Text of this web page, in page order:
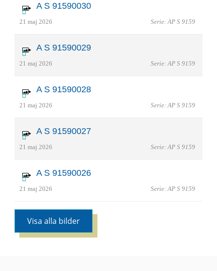
A S 91590030
21 maj 2026 Serie: AP S 9159
A S 91590029
21 maj 2026 Serie: AP S 9159
A S 91590028
21 maj 2026 Serie: AP S 9159
A S 91590027
21 maj 2026 Serie: AP S 9159
A S 91590026
21 maj 2026 Serie: AP S 9159
Visa alla bilder